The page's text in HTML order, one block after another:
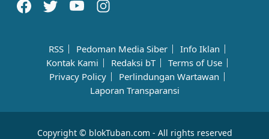
RSS Pedoman Media Siber
Info Iklan
Kontak Kami
Redaksi bT
Terms of Use
Privacy Policy
Perlindungan Wartawan
Laporan Transparansi
Copyright © blokTuban.com - All rights reserved